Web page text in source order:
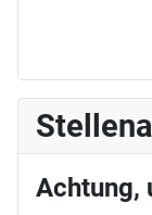
Achtung,